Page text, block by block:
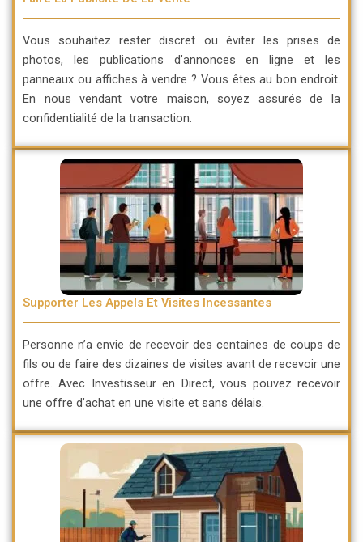
Supporter Les Appels Et Visites Incessantes
Personne n’a envie de recevoir des centaines de coups de
fils ou de faire des dizaines de visites avant de recevoir une
offre. Avec Investisseur en Direct, vous pouvez recevoir
une offre d’achat en une visite et sans délais.
Vous souhaitez rester discret ou éviter les prises de
photos, les publications d’annonces en ligne et les
panneaux ou affiches à vendre ? Vous êtes au bon endroit.
En nous vendant votre maison, soyez assurés de la
confidentialité de la transaction.